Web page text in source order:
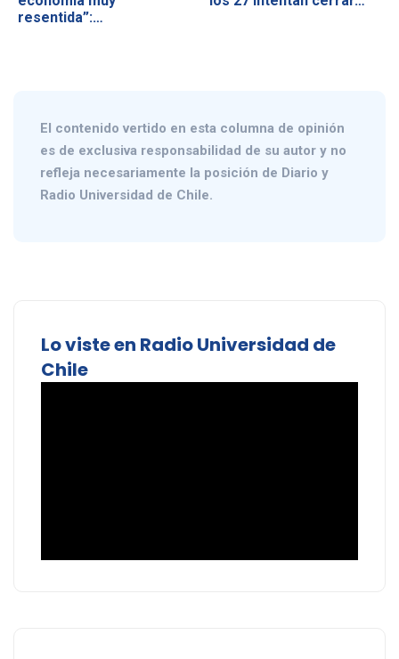
resentida”:…
El contenido vertido en esta columna de opinión
es de exclusiva responsabilidad de su autor y no
refleja necesariamente la posición de Diario y
Radio Universidad de Chile.
Lo viste en Radio Universidad de
Chile